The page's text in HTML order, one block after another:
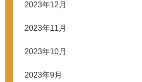
2023年12月
2023年11月
2023年10月
2023年9月